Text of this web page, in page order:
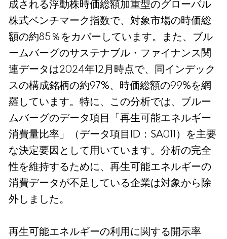
成される浮動株時価総額加重型のグローバル
株式ベンチマーク指数で、対象市場の時価総
額の約85％をカバーしています。また、ブル
ームバーグのサステナブル・ファイナンス関
連データは2024年12月時点で、同インデック
スの構成銘柄の約97%、時価総額の99%を網
羅しています。特に、この分析では、ブルー
ムバーグのデータ項目「再生可能エネルギー
消費量比率」（データ項目ID：SA011）を主要
な決定要因として用いています。分析の完全
性を維持するために、再生可能エネルギーの
消費データが不足している企業は対象から除
外しました。
再生可能エネルギーの利用に関する開示率